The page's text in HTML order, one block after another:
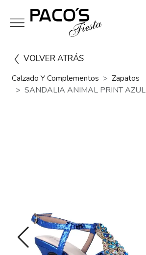
VOLVER ATRÁS
Calzado Y Complementos
Zapatos
SANDALIA ANIMAL PRINT AZUL